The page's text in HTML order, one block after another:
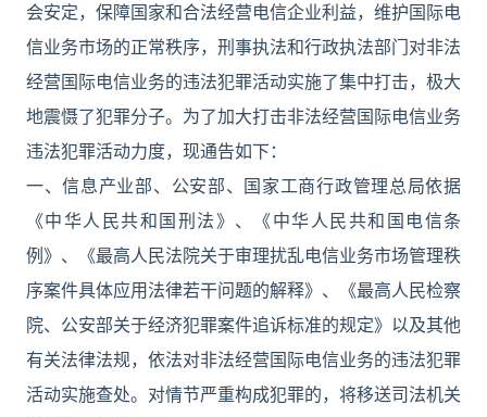
会安定，保障国家和合法经营电信企业利益，维护国际电
信业务市场的正常秩序，刑事执法和行政执法部门对非法
经营国际电信业务的违法犯罪活动实施了集中打击，极大
地震慑了犯罪分子。为了加大打击非法经营国际电信业务
违法犯罪活动力度，现通告如下：
一、信息产业部、公安部、国家工商行政管理总局依据
《中华人民共和国刑法》、《中华人民共和国电信条
例》、《最高人民法院关于审理扰乱电信业务市场管理秩
序案件具体应用法律若干问题的解释》、《最高人民检察
院、公安部关于经济犯罪案件追诉标准的规定》以及其他
有关法律法规，依法对非法经营国际电信业务的违法犯罪
活动实施查处。对情节严重构成犯罪的，将移送司法机关